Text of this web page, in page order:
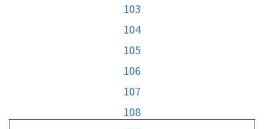
103
104
105
106
107
108